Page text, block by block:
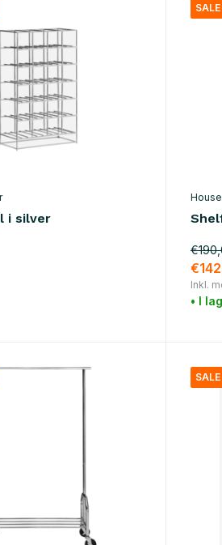
i silver
Inkl.
• I